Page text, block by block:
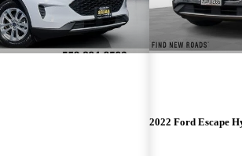
2022 Ford Escape